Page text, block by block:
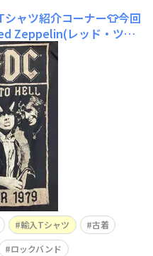
シャツ紹介コーナー👕今回
Zeppelin(レッド・ツェ
ンド。1968年に結成。ハ
たバンドです。私個人的
(邦題:永遠の詩)」
輸入Tシャツ
古着
ロックバンド